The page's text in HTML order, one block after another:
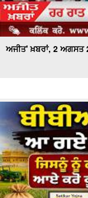
ਅਜੀਤ' ਖ਼ਬਰਾਂ, 2 ਅਗਸਤ